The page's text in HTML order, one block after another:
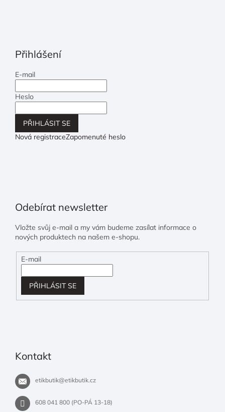
Přihlášení
E-mail
Heslo
PŘIHLÁSIT SE
Nová registraceZapomenuté heslo
Odebírat newsletter
Vložte svůj e-mail a my vám budeme zasílat informace o
nových produktech na našem e-shopu.
E-mail
PŘIHLÁSIT SE
Kontakt
etikbutik@etikbutik.cz
608 041 800 (PO-PÁ 13-18)